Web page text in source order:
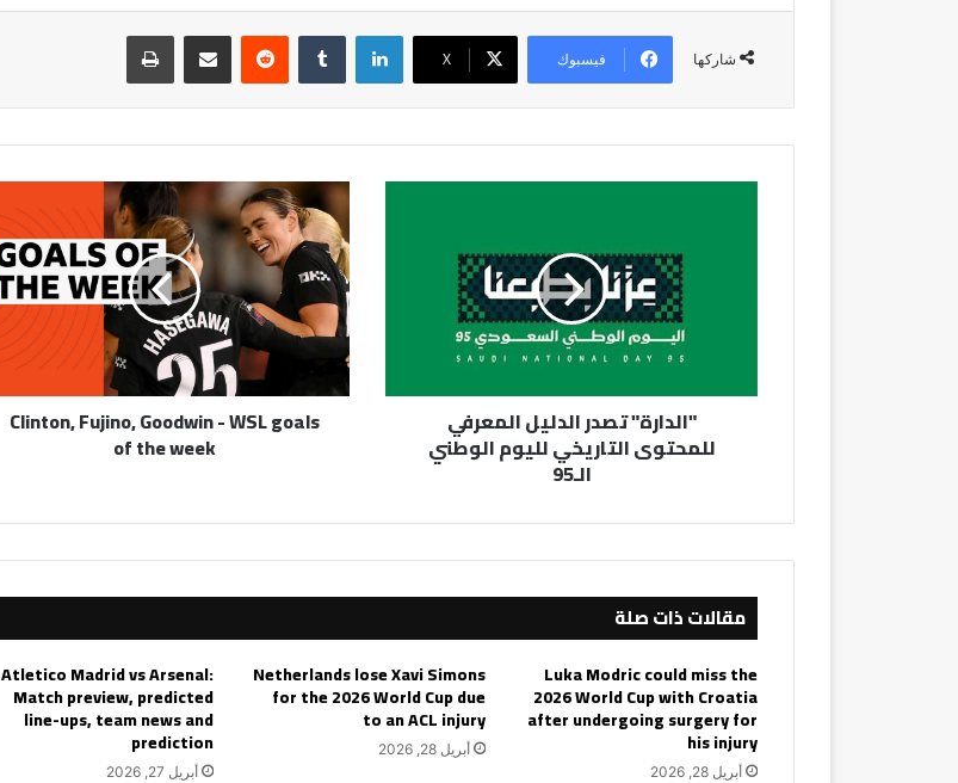
شاركها فيسبوك ‫X
لينكدإن مشاركة عبر البريد طباعة
الـ95
"الدارة" تصدر الدليل المعرفي
للمحتوى التاريخي لليوم الوطني
الـ95
Clinton,
Fujino,
Goodwin
-
WSL
goals
of
the
week
Clinton, Fujino, Goodwin - WSL goals
of the week
مقالات ذات صلة
Luka Modric could miss the
2026 World Cup with Croatia
after undergoing surgery for
his injury
أبريل 28, 2026
Netherlands lose Xavi Simons
for the 2026 World Cup due
to an ACL injury
أبريل 28, 2026
Atletico Madrid vs Arsenal:
Match preview, predicted
line-ups, team news and
prediction
أبريل 27, 2026